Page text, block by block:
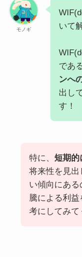
モノギ
いて
であ
ンへ
出し
す！
特に、 短期的
将来性を見出
い傾向にあ
騰による利
考にしてみて